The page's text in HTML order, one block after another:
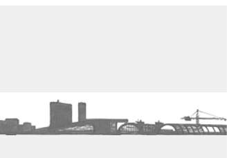
contact
nieuwsbrief